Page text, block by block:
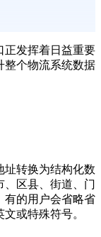
正发挥着日益重要
整个物流系统数据
址转换为结构化数
、区县、街道、门
有的用户会省略省
或特殊符号。